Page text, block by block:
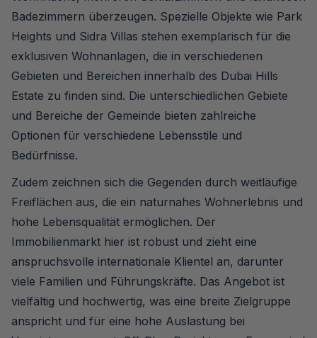
Badezimmern überzeugen. Spezielle Objekte wie Park
Heights und Sidra Villas stehen exemplarisch für die
exklusiven Wohnanlagen, die in verschiedenen
Gebieten und Bereichen innerhalb des Dubai Hills
Estate zu finden sind. Die unterschiedlichen Gebiete
und Bereiche der Gemeinde bieten zahlreiche
Optionen für verschiedene Lebensstile und
Bedürfnisse.
Zudem zeichnen sich die Gegenden durch weitläufige
Freiflächen aus, die ein naturnahes Wohnerlebnis und
hohe Lebensqualität ermöglichen. Der
Immobilienmarkt hier ist robust und zieht eine
anspruchsvolle internationale Klientel an, darunter
viele Familien und Führungskräfte. Das Angebot ist
vielfältig und hochwertig, was eine breite Zielgruppe
anspricht und für eine hohe Auslastung bei